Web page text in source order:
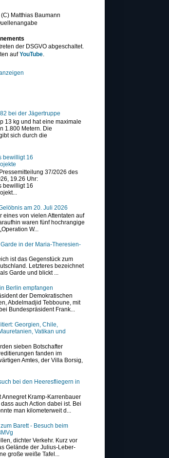
Matthias Baumann
der DSGVO abgeschaltet.
aufYouTube.
bei der Jägertruppe
13 kg und hat eine maximale
1.800 Metern. Die
sich durch die
bewilligt 16
37/2026 des
19.26 Uhr:
bewilligt 16
am 20. Juli 2026
eines von vielen Attentaten auf
waren fünf hochrangige
W...
in der Maria-Theresien-
ist das Gegenstück zum
Letzteres bezeichnet
Garde und blickt ...
Berlin empfangen
der Demokratischen
Abdelmadjid Tebboune, mit
Bundespräsident Frank...
Georgien, Chile,
Vatikan und
sieben Botschafter
fanden im
Amtes, der Villa Borsig,
bei den Heeresfliegern in
Annegret Kramp-Karrenbauer
auch Action dabei ist. Bei
man kilometerweit d...
Barett - Besuch beim
dichter Verkehr. Kurz vor
Gelände der Julius-Leber-
große weiße Tafel...